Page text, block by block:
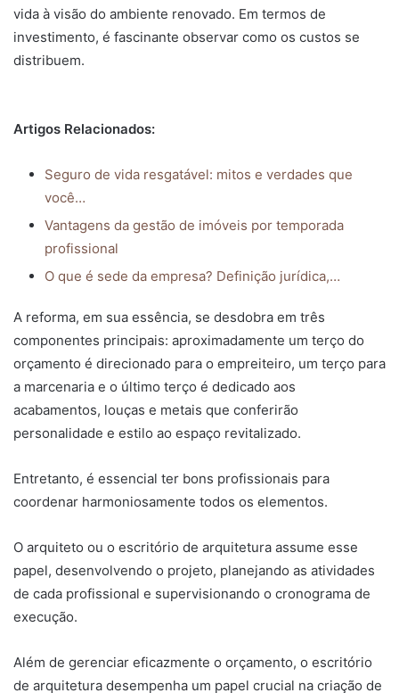
vida à visão do ambiente renovado. Em termos de
investimento, é fascinante observar como os custos se
distribuem.
Artigos Relacionados:
Seguro de vida resgatável: mitos e verdades que
você…
Vantagens da gestão de imóveis por temporada
profissional
O que é sede da empresa? Definição jurídica,…
A reforma, em sua essência, se desdobra em três
componentes principais: aproximadamente um terço do
orçamento é direcionado para o empreiteiro, um terço para
a marcenaria e o último terço é dedicado aos
acabamentos, louças e metais que conferirão
personalidade e estilo ao espaço revitalizado.
Entretanto, é essencial ter bons profissionais para
coordenar harmoniosamente todos os elementos.
O arquiteto ou o escritório de arquitetura assume esse
papel, desenvolvendo o projeto, planejando as atividades
de cada profissional e supervisionando o cronograma de
execução.
Além de gerenciar eficazmente o orçamento, o escritório
de arquitetura desempenha um papel crucial na criação de